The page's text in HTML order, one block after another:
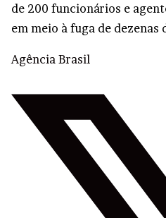
de 200 funcionários e
em meio à fuga de dezenas
Agência Brasil